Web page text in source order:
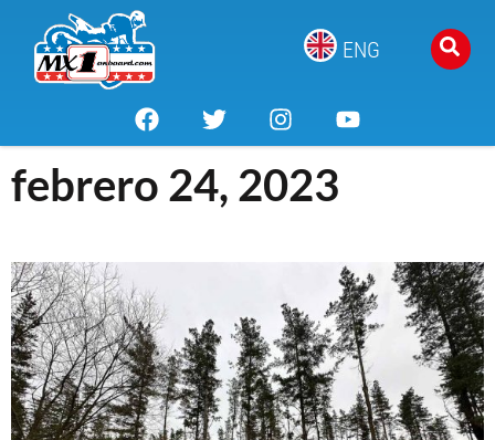
ENG
febrero 24, 2023